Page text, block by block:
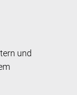
und